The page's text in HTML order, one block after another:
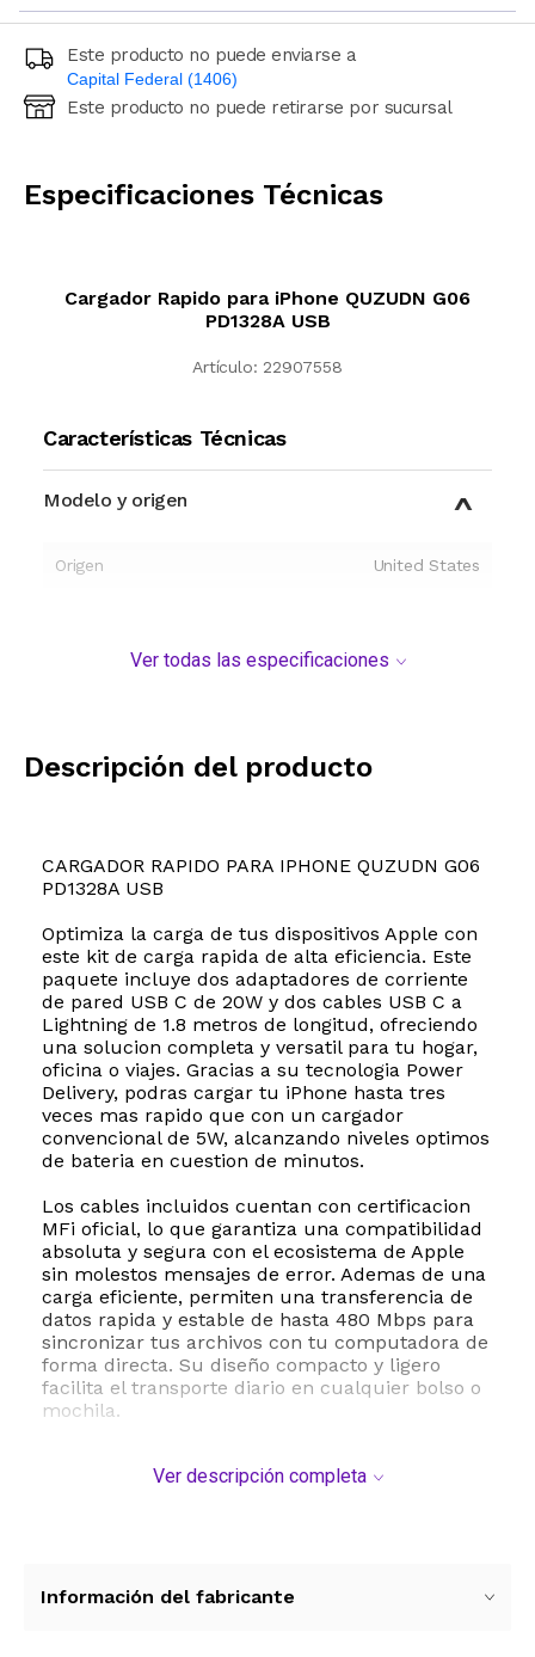
Este producto no puede enviarse a
Capital Federal (1406)
Ingresá código postal (sólo números)
Este producto no puede retirarse por sucursal
Especificaciones Técnicas
Cargador Rapido para iPhone QUZUDN G06
PD1328A USB
Artículo: 22907558
Características Técnicas
Modelo y origen
Origen United States
Ver todas las especificaciones
Descripción del producto
CARGADOR RAPIDO PARA IPHONE QUZUDN G06
PD1328A USB
Optimiza la carga de tus dispositivos Apple con
este kit de carga rapida de alta eficiencia. Este
paquete incluye dos adaptadores de corriente
de pared USB C de 20W y dos cables USB C a
Lightning de 1.8 metros de longitud, ofreciendo
una solucion completa y versatil para tu hogar,
oficina o viajes. Gracias a su tecnologia Power
Delivery, podras cargar tu iPhone hasta tres
veces mas rapido que con un cargador
convencional de 5W, alcanzando niveles optimos
de bateria en cuestion de minutos.
Los cables incluidos cuentan con certificacion
MFi oficial, lo que garantiza una compatibilidad
absoluta y segura con el ecosistema de Apple
sin molestos mensajes de error. Ademas de una
carga eficiente, permiten una transferencia de
datos rapida y estable de hasta 480 Mbps para
sincronizar tus archivos con tu computadora de
forma directa. Su diseño compacto y ligero
facilita el transporte diario en cualquier bolso o
mochila.
gama de dispositivos, incluyendo iPhone 14, 13,
sobrevoltajes, brindando una experiencia de uso
Ver descripción completa
Información del fabricante